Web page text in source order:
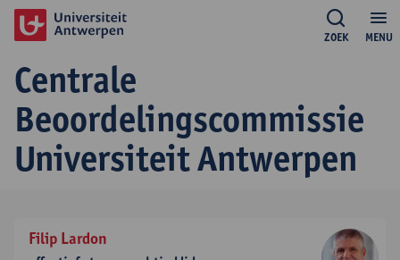
MENU
ZOEK
Centrale
Beoordelingscommissie
Universiteit Antwerpen
Filip Lardon